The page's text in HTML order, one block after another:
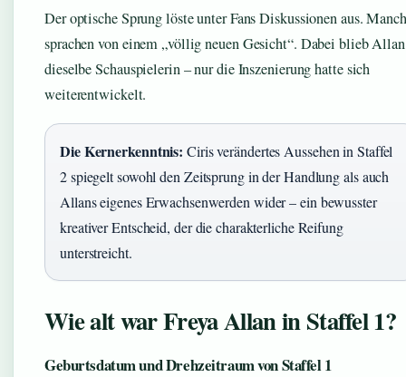
Der optische Sprung löste unter Fans Diskussionen aus.
sprachen von einem „völlig neuen Gesicht“. Dabei blieb Allan
dieselbe Schauspielerin – nur die Inszenierung hatte sich
weiterentwickelt.
Die Kernerkenntnis: Ciris verändertes Aussehen in Staffel
2 spiegelt sowohl den Zeitsprung in der Handlung als auch
Allans eigenes Erwachsenwerden wider – ein bewusster
kreativer Entscheid, der die charakterliche Reifung
unterstreicht.
Wie alt war Freya Allan in Staffel 1?
Geburtsdatum und Drehzeitraum von Staffel 1